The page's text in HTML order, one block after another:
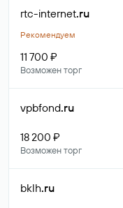
rtc-internet.ru
Рекомендуем
11 700 ₽
Возможен торг
vpbfond.ru
18 200 ₽
Возможен торг
bklh.ru